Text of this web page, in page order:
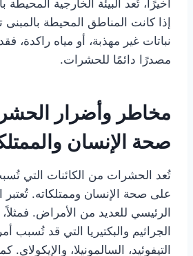
أخيرًا، تُعد البيئة الخارجية المحيطة
إذا كانت المناطق المحيطة
نباتات غير مهذبة، أو مياه راكدة،
مصدرًا دائمًا للحشرات.
مخاطر وأضرار
صحة الإنسان
تُعد الحشرات من الكائنات التي
على صحة الإنسان وممتلكاته. تُعتبر
الرئيسي للعديد من الأمراض.
الجراثيم والبكتيريا التي قد تُسبب
التيفوئيد، السالمونيلا، والإيكولاي.